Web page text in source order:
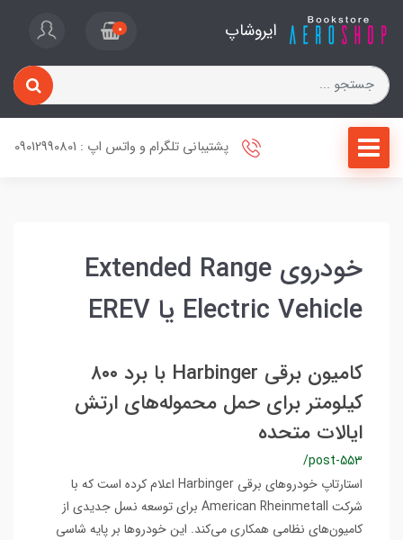
ایروشاپ 0
پشتیبانی تلگرام و واتس اپ : 09012990801
خودروی Extended Range
Electric Vehicle یا EREV
کامیون برقی Harbinger با برد ۸۰۰
کیلومتر برای حمل محموله‌های ارتش
ایالات متحده
/post-553
استارتاپ خودروهای برقی Harbinger اعلام کرده است که با
شرکت American Rheinmetall برای توسعه نسل جدیدی از
کامیون‌های نظامی همکاری می‌کند. این خودروها بر پایه شاسی